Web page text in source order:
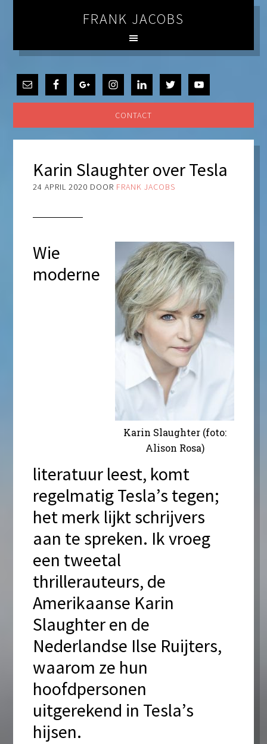
FRANK JACOBS
CONTACT
Karin Slaughter over Tesla
24 APRIL 2020 DOOR FRANK JACOBS
Karin Slaughter (foto:
Alison Rosa)
Wie
moderne
literatuur leest, komt
regelmatig Tesla’s tegen;
het merk lijkt schrijvers
aan te spreken. Ik vroeg
een tweetal
thrillerauteurs, de
Amerikaanse Karin
Slaughter en de
Nederlandse Ilse Ruijters,
waarom ze hun
hoofdpersonen
uitgerekend in Tesla’s
hijsen.